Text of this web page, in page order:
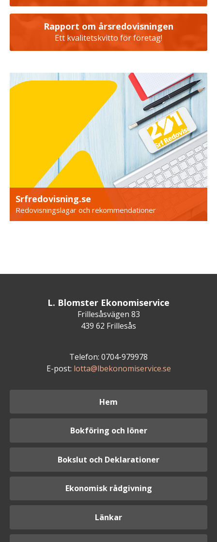
Rapport om årsredovisningen
Ett kvalitetskvitto för företag!
Srfredovisning.se
Redovisningslagar och rekommendationer
L. Blomster Ekonomiservice
Frillesåsvägen 83
439 62 Frillesås
Telefon: 0704-979978
E-post: lotta@lbekonomiservice.se
Hem
Bokföring och löner
Bokslut och Deklarationer
Ekonomisk rådgivning
Länkar